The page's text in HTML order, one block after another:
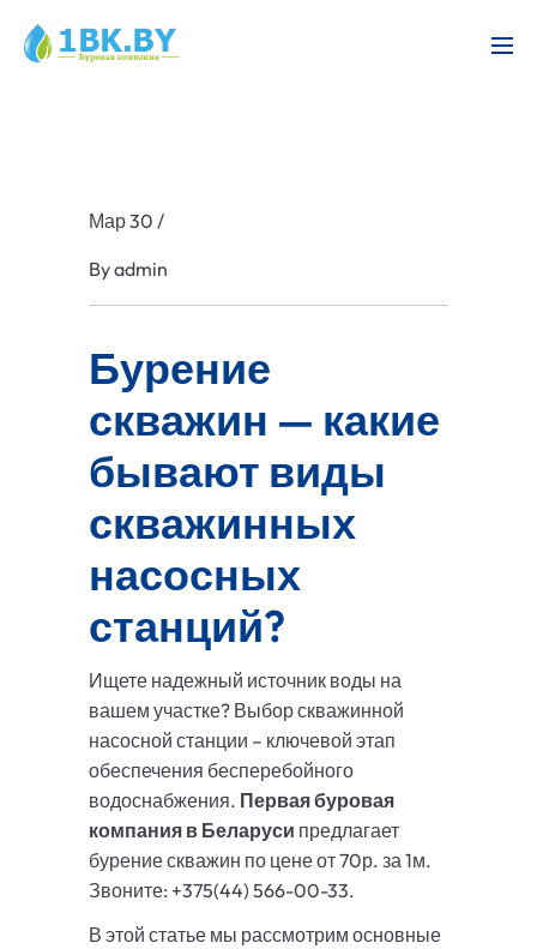
Мар 30 /
Byadmin
Бурение
скважин — какие
бывают виды
скважинных
насосных
станций?
Ищете надежный источник воды на
вашем участке? Выбор скважинной
насосной станции – ключевой этап
обеспечения бесперебойного
водоснабжения. Первая буровая
компания в Беларуси предлагает
бурение скважин по цене от 70р. за 1м.
Звоните: +375(44) 566-00-33.
В этой статье мы рассмотрим основные